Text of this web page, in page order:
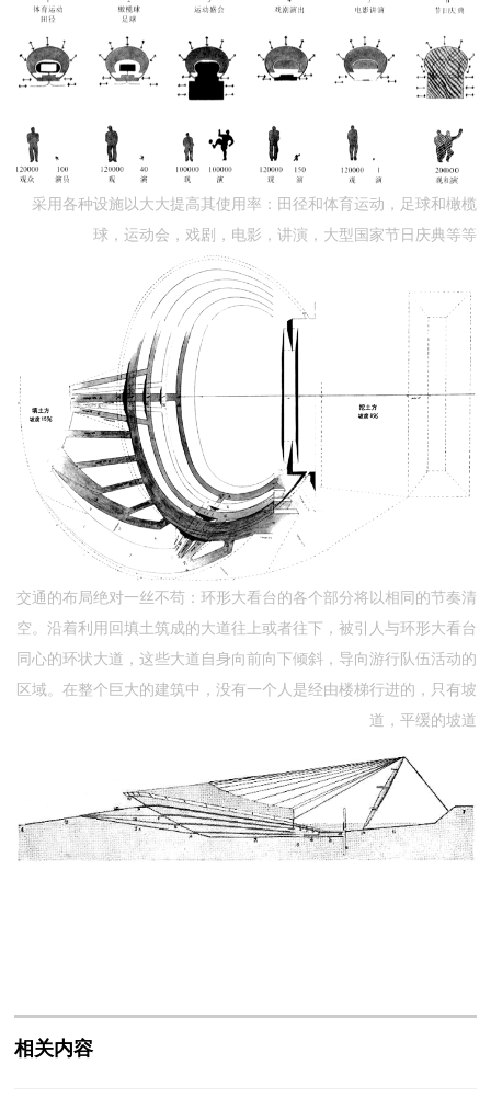
采用各种设施以大大提高其使用率：田径和体育运动，足球和橄榄
球，运动会，戏剧，电影，讲演，大型国家节日庆典等等
交通的布局绝对一丝不苟：环形大看台的各个部分将以相同的节奏清
空。沿着利用回填土筑成的大道往上或者往下，被引人与环形大看台
同心的环状大道，这些大道自身向前向下倾斜，导向游行队伍活动的
区域。在整个巨大的建筑中，没有一个人是经由楼梯行进的，只有坡
道，平缓的坡道
相关内容